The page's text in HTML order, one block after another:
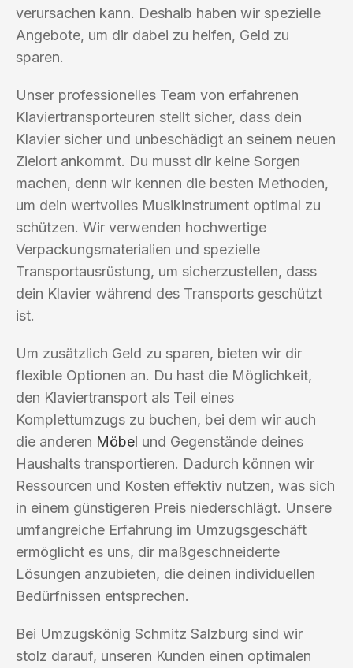
verursachen kann. Deshalb haben wir spezielle
Angebote, um dir dabei zu helfen, Geld zu
sparen.
Unser professionelles Team von erfahrenen
Klaviertransporteuren stellt sicher, dass dein
Klavier sicher und unbeschädigt an seinem neuen
Zielort ankommt. Du musst dir keine Sorgen
machen, denn wir kennen die besten Methoden,
um dein wertvolles Musikinstrument optimal zu
schützen. Wir verwenden hochwertige
Verpackungsmaterialien und spezielle
Transportausrüstung, um sicherzustellen, dass
dein Klavier während des Transports geschützt
ist.
Um zusätzlich Geld zu sparen, bieten wir dir
flexible Optionen an. Du hast die Möglichkeit,
den Klaviertransport als Teil eines
Komplettumzugs zu buchen, bei dem wir auch
die anderen Möbel und Gegenstände deines
Haushalts transportieren. Dadurch können wir
Ressourcen und Kosten effektiv nutzen, was sich
in einem günstigeren Preis niederschlägt. Unsere
umfangreiche Erfahrung im Umzugsgeschäft
ermöglicht es uns, dir maßgeschneiderte
Lösungen anzubieten, die deinen individuellen
Bedürfnissen entsprechen.
Bei Umzugskönig Schmitz Salzburg sind wir
stolz darauf, unseren Kunden einen optimalen